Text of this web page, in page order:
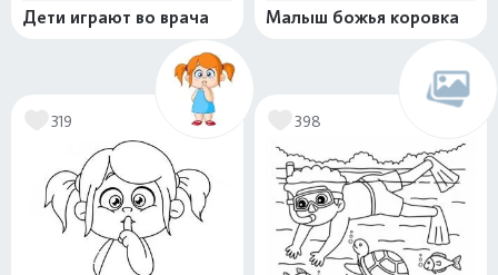
Дети играют во врача Малыш божья коровка
319 398